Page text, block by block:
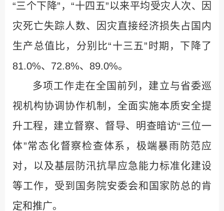
“三个下降”，“十四五”以来平均受灾人次、因
灾死亡失踪人数、因灾直接经济损失占国内
生产总值比，分别比“十三五”时期，下降了
81.0%、72.8%、89.0%。
多项工作走在全国前列，建立与省委巡
视机构协调协作机制，全面实施本质安全提
升工程，建立督察、督导、明查暗访“三位一
体”常态化督察检查体系，极端暴雨防范应
对，以及基层防汛抗旱应急能力标准化建设
等工作，受到国务院安委会和国家防总的肯
定和推广。